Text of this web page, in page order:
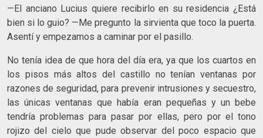
—El anciano Lucius quiere recibirlo en su residencia ¿Está
bien si lo guio? —Me pregunto la sirvienta que toco la puerta.
Asentí y empezamos a caminar por el pasillo.
No tenía idea de que hora del día era, ya que los cuartos en
los pisos más altos del castillo no tenían ventanas por
razones de seguridad, para prevenir intrusiones y secuestro,
las únicas ventanas que había eran pequeñas y un bebe
tendría problemas para pasar por ellas, pero por el tono
rojizo del cielo que pude observar del poco espacio que